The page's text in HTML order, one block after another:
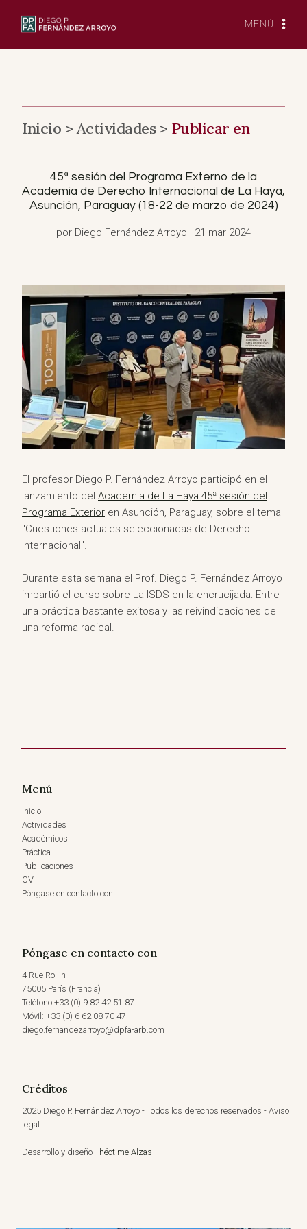
MENÚ
Inicio >Actividades > Publicar en
45ª sesión del Programa Externo de la
Academia de Derecho Internacional de La Haya,
Asunción, Paraguay (18-22 de marzo de 2024)
por Diego Fernández Arroyo | 21 mar 2024
El profesor Diego P. Fernández Arroyo participó en el
lanzamiento del Academia de La Haya 45ª sesión del
Programa Exterior en Asunción, Paraguay, sobre el tema
"Cuestiones actuales seleccionadas de Derecho
Internacional".
Durante esta semana el Prof. Diego P. Fernández Arroyo
impartió el curso sobre La ISDS en la encrucijada: Entre
una práctica bastante exitosa y las reivindicaciones de
una reforma radical.
Menú
Inicio
Actividades
Académicos
Práctica
Publicaciones
CV
Póngase en contacto con
Póngase en contacto con
4 Rue Rollin
75005 París (Francia)
Teléfono +33 (0) 9 82 42 51 87
Móvil: +33 (0) 6 62 08 70 47
diego.fernandezarroyo@dpfa-arb.com
Créditos
2025 Diego P. Fernández Arroyo - Todos los derechos reservados - Aviso
legal
Desarrollo y diseño Théotime Alzas